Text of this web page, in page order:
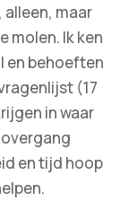
alleen, maar
molen. Ik ken
en behoeften
(17
in waar
en tijd hoop